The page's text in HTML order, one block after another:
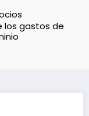
los gastos de